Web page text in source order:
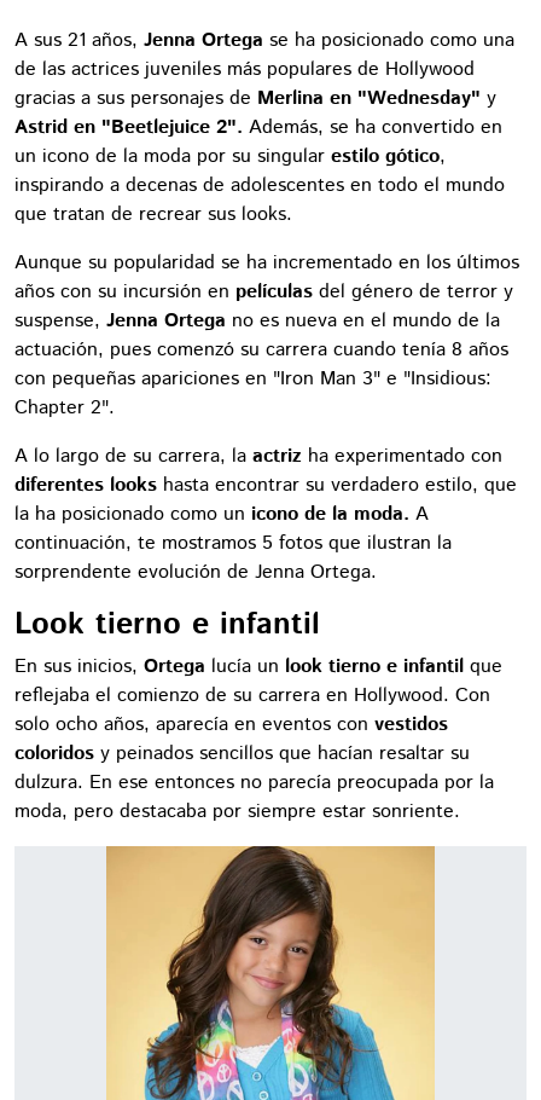
A sus 21 años, Jenna Ortega se ha posicionado como una
de las actrices juveniles más populares de Hollywood
gracias a sus personajes de Merlina en "Wednesday" y
Astrid en "Beetlejuice 2". Además, se ha convertido en
un icono de la moda por su singular estilo gótico,
inspirando a decenas de adolescentes en todo el mundo
que tratan de recrear sus looks.
Aunque su popularidad se ha incrementado en los últimos
años con su incursión en películas del género de terror y
suspense, Jenna Ortega no es nueva en el mundo de la
actuación, pues comenzó su carrera cuando tenía 8 años
con pequeñas apariciones en "Iron Man 3" e "Insidious:
Chapter 2".
A lo largo de su carrera, la actriz ha experimentado con
diferentes looks hasta encontrar su verdadero estilo, que
la ha posicionado como un icono de la moda. A
continuación, te mostramos 5 fotos que ilustran la
sorprendente evolución de Jenna Ortega.
Look tierno e infantil
En sus inicios, Ortega lucía un look tierno e infantil que
reflejaba el comienzo de su carrera en Hollywood. Con
solo ocho años, aparecía en eventos con vestidos
coloridos y peinados sencillos que hacían resaltar su
dulzura. En ese entonces no parecía preocupada por la
moda, pero destacaba por siempre estar sonriente.